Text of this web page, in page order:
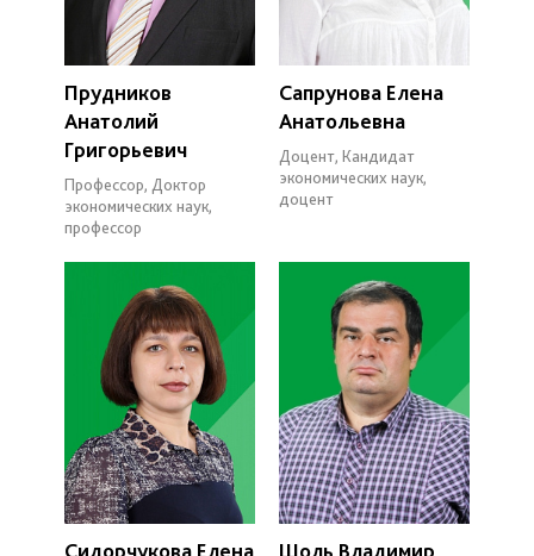
Прудников
Анатолий
Григорьевич
Профессор, Доктор
экономических наук,
профессор
Сапрунова Елена
Анатольевна
Доцент, Кандидат
экономических наук,
доцент
Сидорчукова Елена
Шоль Владимир